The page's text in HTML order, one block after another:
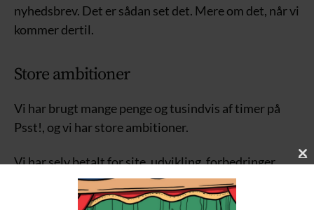
nyhedsbrev. Det er sådan set det. Mere om det, når vi
kommer dertil.
Store ambitioner
Vi har brugt mange penge og tusindvis af timer på
Psst!, og vi har store ambitioner.
Vi har selv betalt for site, udvikling, forbedringer,
cookies, mails og billedrettigheder. Mange af de
udgifter er tilbagevendende, og vi er der, hvor vi har
C